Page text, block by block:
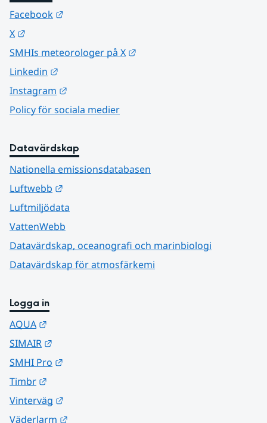
Facebook
X
SMHIs meteorologer på X
Linkedin
Instagram
Policy för sociala medier
Datavärdskap
Nationella emissionsdatabasen
Luftwebb
Luftmiljödata
VattenWebb
Datavärdskap, oceanografi och marinbiologi
Datavärdskap för atmosfärkemi
Logga in
AQUA
SIMAIR
SMHI Pro
Timbr
Vinterväg
Väderlarm